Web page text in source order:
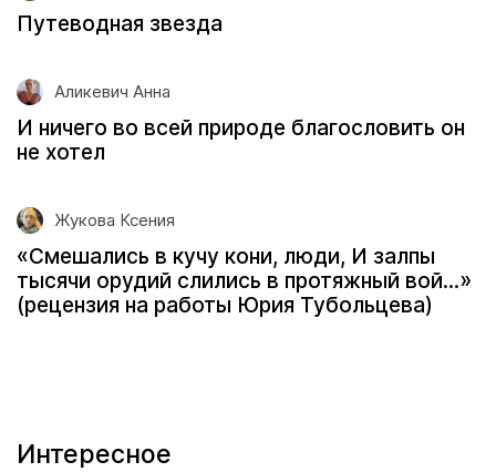
Путеводная звезда
Аликевич Анна
И ничего во всей природе благословить он
не хотел
Жукова Ксения
«Смешались в кучу кони, люди, И залпы
тысячи орудий слились в протяжный вой...»
(рецензия на работы Юрия Тубольцева)
Интересное